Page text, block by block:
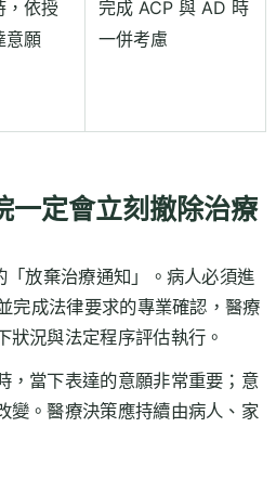
，依授
意願
完成 ACP 與 AD 時
一併考慮
一定會立刻撤除治療
放棄治療通知」。病人必須進
完成法律要求的專業確認，醫療
狀況與法定程序評估執行。
，當下表達的意願非常重要；意
變。醫療決策應持續由病人、家